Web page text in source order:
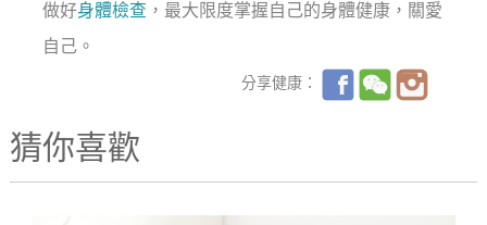
做好身體檢查 ，最大限度掌握自己的身體健康，關愛
自己。
分享健康：
猜你喜歡